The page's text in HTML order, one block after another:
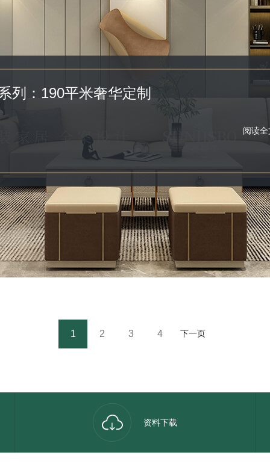
列：190平米奢华定制
阅读全
1 2 3 4 下一页
资料下载